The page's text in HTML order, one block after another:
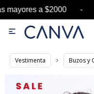
mayores a $2000

Vestimenta Buzos y